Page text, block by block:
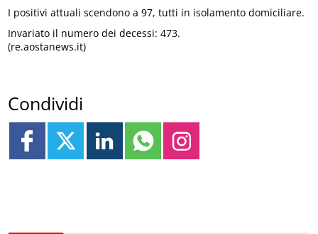
I positivi attuali scendono a 97, tutti in isolamento domiciliare.
Invariato il numero dei decessi: 473.
(re.aostanews.it)
Condividi